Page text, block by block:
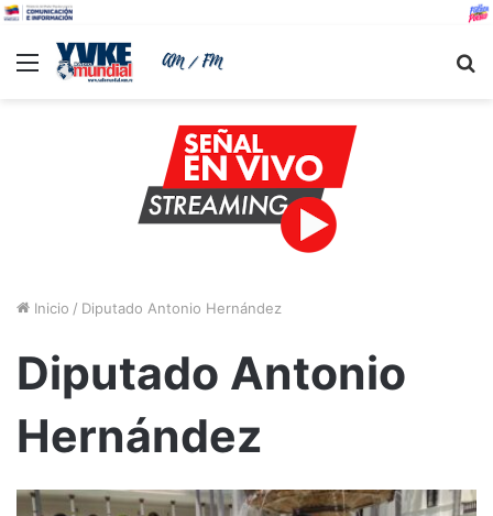
Menu
Inicio / Diputado Antonio Hernández
Diputado Antonio
Hernández